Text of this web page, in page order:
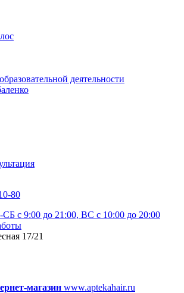
деятельности
80
с 9:00 до 21:00, ВС с 10:00 до 20:00
17/21
магазин www.aptekahair.ru